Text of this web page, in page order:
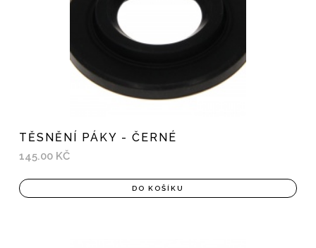
TĚSNĚNÍ PÁKY - ČERNÉ
145.00 KČ
DO KOŠÍKU